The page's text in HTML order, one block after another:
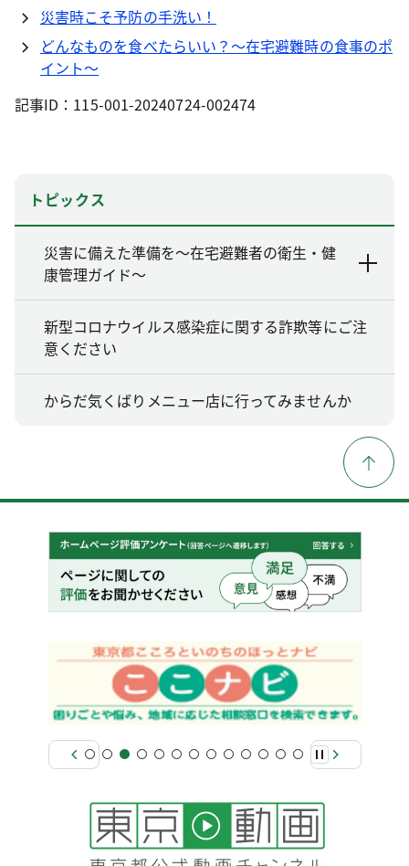
災害時こそ予防の手洗い！
どんなものを食べたらいい？～在宅避難時の食事のポ
イント～
記事ID：115-001-20240724-002474
トピックス
災害に備えた準備を～在宅避難者の衛生・健
康管理ガイド～
新型コロナウイルス感染症に関する詐欺等にご注
意ください
からだ気くばりメニュー店に行ってみませんか